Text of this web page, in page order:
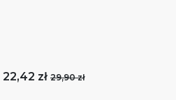
22,42 zł 29,90 zł